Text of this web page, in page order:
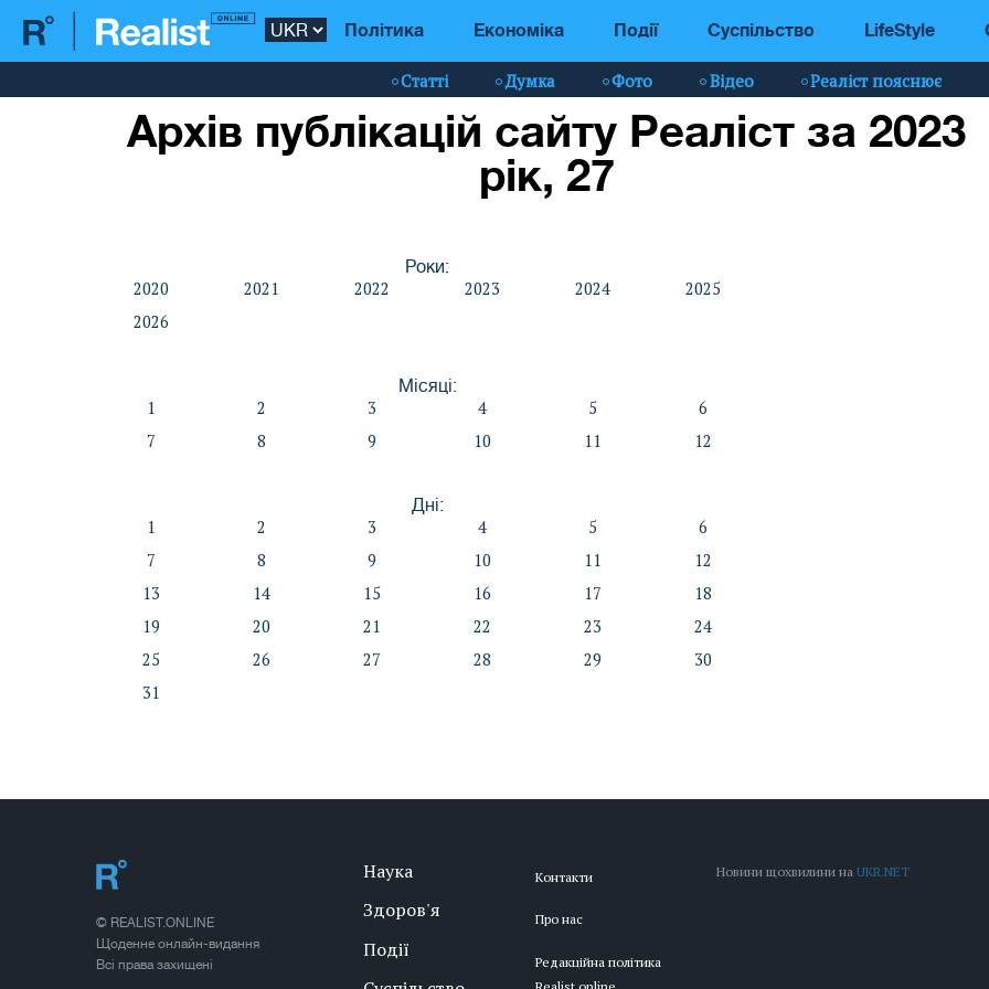
Політика Економіка Події Суспільство LifeStyle
Статті Думка Фото Відео Реаліст пояснює
Архів публікацій сайту Реаліст за 2023
рік, 27
Роки:
2020 2021 2022 2023 2024
2025
2026
Місяці:
1 2 3 4 5
6
7
8 9 10 11 12
Дні:
1 2 3 4 5
6
7
8 9 10 11
12
13
14 15 16 17
18
19
20 21 22 23
24
25
26 27 28 29
30
31
© REALIST.ONLINE
Щоденне онлайн-видання
Всі права захищені
Наука
Здоров'я
Події
Контакти
Про нас
Редакційна політика
Новини щохвилини наUKR.NET